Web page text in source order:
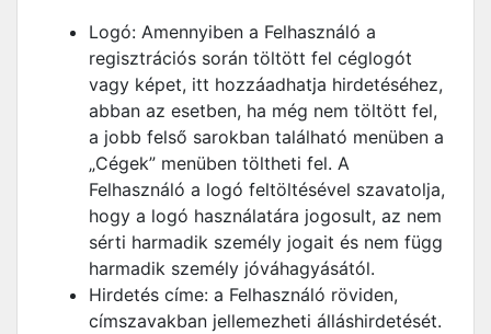
Logó: Amennyiben a Felhasználó a
regisztrációs során töltött fel céglogót
vagy képet, itt hozzáadhatja hirdetéséhez,
abban az esetben, ha még nem töltött fel,
a jobb felső sarokban található menüben a
„Cégek” menüben töltheti fel. A
Felhasználó a logó feltöltésével szavatolja,
hogy a logó használatára jogosult, az nem
sérti harmadik személy jogait és nem függ
harmadik személy jóváhagyásától.
Hirdetés címe: a Felhasználó röviden,
címszavakban jellemezheti álláshirdetését.